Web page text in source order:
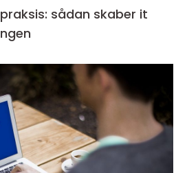
sådan skaber it